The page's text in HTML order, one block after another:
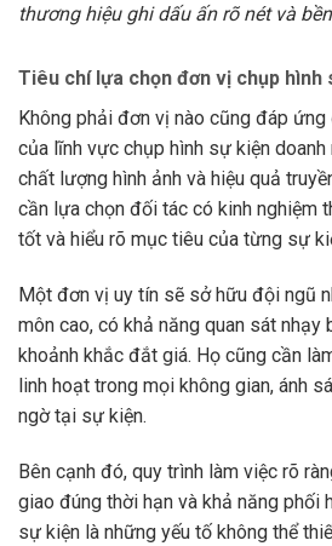
thương hiệu ghi dấu ấn rõ nét và
Tiêu chí lựa chọn đơn vị chụp hình
Không phải đơn vị nào cũng đáp
của lĩnh vực chụp hình sự kiện
chất lượng hình ảnh và hiệu quả
cần lựa chọn đối tác có kinh nghiệm
tốt và hiểu rõ mục tiêu của từng sự
Một đơn vị uy tín sẽ sở hữu đội ngũ
môn cao, có khả năng quan sát
khoảnh khắc đắt giá. Họ cũng cần
linh hoạt trong mọi không gian, ánh
ngờ tại sự kiện.
Bên cạnh đó, quy trình làm việc rõ
giao đúng thời hạn và khả năng
sự kiện là những yếu tố không thể